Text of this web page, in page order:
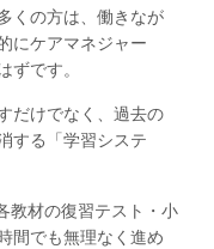
くの方は、働きなが
にケアマネジャー
ずです。
だけでなく、過去の
する「学習システ
教材の復習テスト・小
間でも無理なく進め